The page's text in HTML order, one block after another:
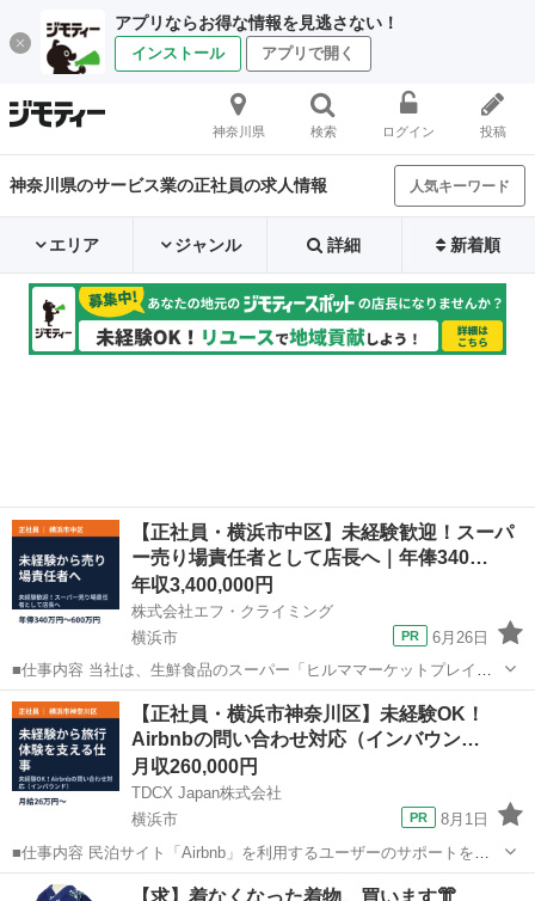
アプリならお得な情報を見逃さない！
インストール アプリで開く
神奈川県 検索 ログイン 投稿
神奈川県のサービス業の正社員の求人情報 人気キーワード
エリア ジャンル 詳細 新着順
【正社員・横浜市中区】未経験歓迎！スーパ
ー売り場責任者として店長へ｜年俸340…
年収3,400,000円
株式会社エフ・クライミング
横浜市
6月26日
■仕事内容 当社は、生鮮食品のスーパー「ヒルママーケットプレイ
ス」を運営しています。町の青果店からスタートし、その後、鮮魚専
門店、スーパーに業態を変化させてきたことから、鮮魚、青果、精肉
の3つの生鮮部門にはどこよりも大きな...
神奈川 横浜市 サービス業 未経験
【正社員・横浜市神奈川区】未経験OK！
Airbnbの問い合わせ対応（インバウン…
月収260,000円
TDCX Japan株式会社
横浜市
8月1日
■仕事内容 民泊サイト「Airbnb」を利用するユーザーのサポートを実
施します 。 語学力は不要です。日本語での対応となります。 【具体
神奈川 サービス業 業務